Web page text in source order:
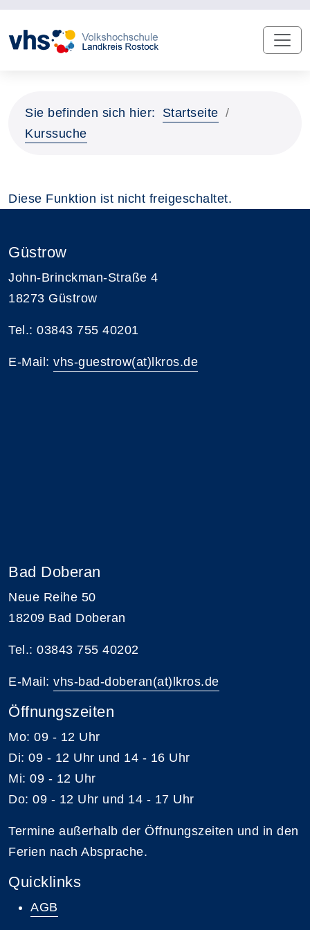
Sie befinden sich hier:
Startseite
Kurssuche
Diese Funktion ist nicht freigeschaltet.
Güstrow
John-Brinckman-Straße 4
18273 Güstrow
Tel.: 03843 755 40201
E-Mail: vhs-guestrow(at)lkros.de
Bad Doberan
Neue Reihe 50
18209 Bad Doberan
Tel.: 03843 755 40202
E-Mail: vhs-bad-doberan(at)lkros.de
Öffnungszeiten
Mo: 09 - 12 Uhr
Di: 09 - 12 Uhr und 14 - 16 Uhr
Mi: 09 - 12 Uhr
Do: 09 - 12 Uhr und 14 - 17 Uhr
Termine außerhalb der Öffnungszeiten und in den
Ferien nach Absprache.
Quicklinks
AGB